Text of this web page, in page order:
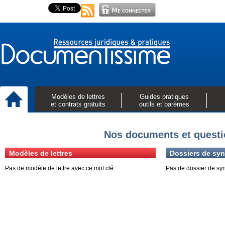
Modèles de lettres
et contrats gratuits
Guides pratiques
outils et barèmes
Nos documents et
Modèles de lettres
Pas de modèle de lettre avec ce mot clé
Dossiers de
Pas de dossier de